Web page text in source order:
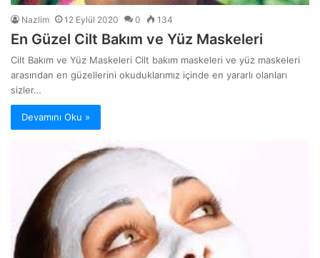
Nazlim 12 Eylül 2020 0 134
En Güzel Cilt Bakım ve Yüz Maskeleri
Cilt Bakım ve Yüz Maskeleri Cilt bakım maskeleri ve yüz maskeleri
arasından en güzellerini okuduklarımız içinde en yararlı olanları
sizler…
Devamını Oku »